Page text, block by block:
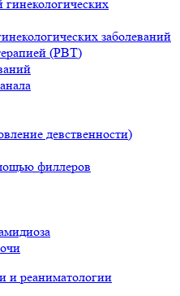
гинекологических
заболеваний
(РВТ)
девственности)
филлеров
и реаниматологии